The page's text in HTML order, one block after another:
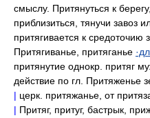
смыслу. Притянуться к
приблизиться, тянучи завоз
притягивается к средоточию
Притягиванье, притяганье
притянутие однокр. притяг
действие по гл. Притяженье
| церк. притяжанье, от
| Притяг, притуг, бастрык,